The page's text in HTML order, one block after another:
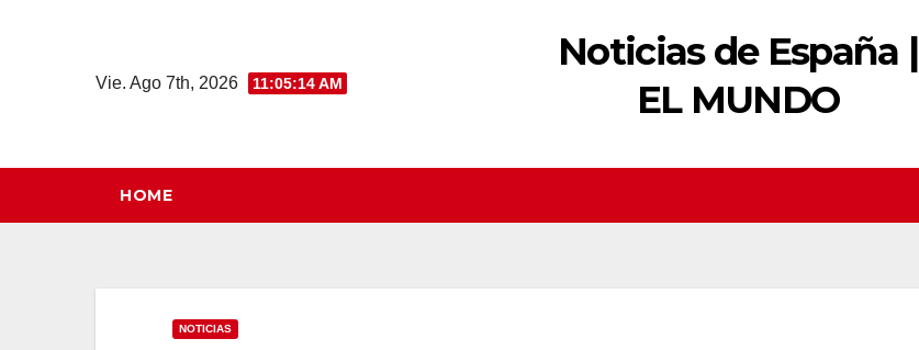
Vie. Ago 7th, 2026 11:05:15 AM
Noticias de España |
EL MUNDO
HOME
NOTICIAS